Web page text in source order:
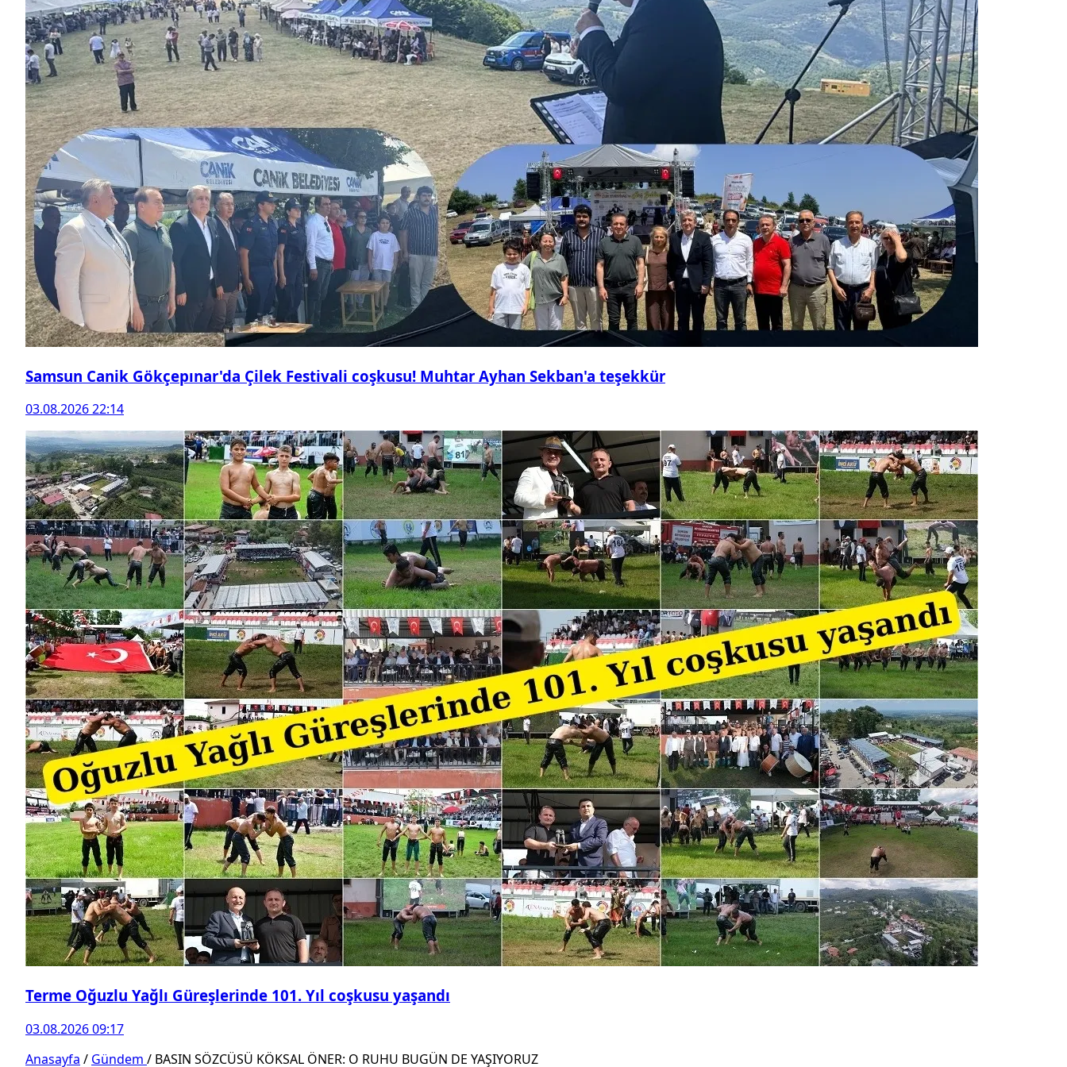
Samsun Canik Gökçepınar'da Çilek Festivali coşkusu! Muhtar Ayhan Sekban'a teşekkür
03.08.2026 22:14
Terme Oğuzlu Yağlı Güreşlerinde 101. Yıl coşkusu yaşandı
03.08.2026 09:17
Anasayfa / Gündem / BASIN SÖZCÜSÜ KÖKSAL ÖNER: O RUHU BUGÜN DE YAŞIYORUZ